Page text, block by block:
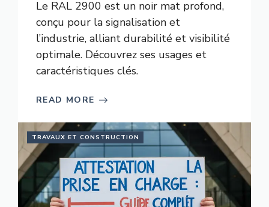
Le RAL 2900 est un noir mat profond,
conçu pour la signalisation et
l’industrie, alliant durabilité et visibilité
optimale. Découvrez ses usages et
caractéristiques clés.
READ MORE
TRAVAUX ET CONSTRUCTION